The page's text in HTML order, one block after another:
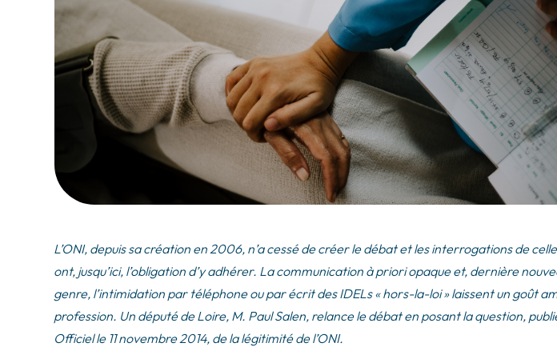
L’ONI, depuis sa création en 2006, n’a cessé de créer le débat et les interrogations de
ont, jusqu’ici, l’obligation d’y adhérer. La communication à priori opaque et, dernière
genre, l’intimidation par téléphone ou par écrit des IDELs « hors-la-loi » laissent un goût
profession. Un député de Loire, M. Paul Salen, relance le débat en posant la question,
Officiel le 11 novembre 2014, de la légitimité de l’ONI.